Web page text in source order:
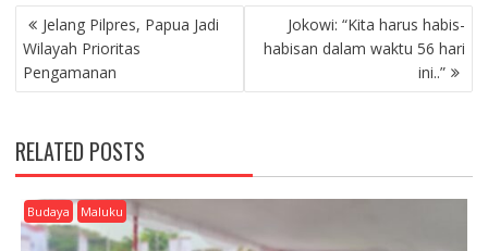
P
O
S
T
A
V
I
G
A
Jelang Pilpres, Papua Jadi
Wilayah Prioritas
Pengamanan
Jokowi: “Kita harus habis-
habisan dalam waktu 56 hari
ini..”
RELATED POSTS
Budaya Maluku